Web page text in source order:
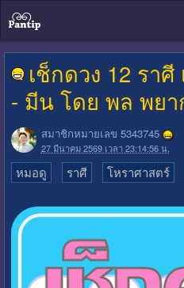
เช็กดวง 12 รา
- มีน โดย พล พย
สมาชิกหมายเลข 5343745
27 มีนาคม 2569 เวลา 23:14:56 น.
หมอดู ราศี โหราศาสตร์